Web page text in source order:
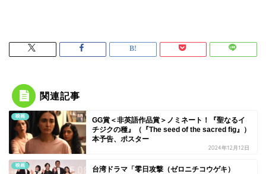
関連記事
映画
GG賞＜非英語作品賞＞ノミネート！『聖なるイ
チジクの種』（『The seed of the sacred fig』）
本予告、ポスター
2024年12月12日
映画
台湾ドラマ「零日攻撃（ゼロニチコウゲキ）